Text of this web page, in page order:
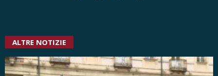
ALTRE NOTIZIE